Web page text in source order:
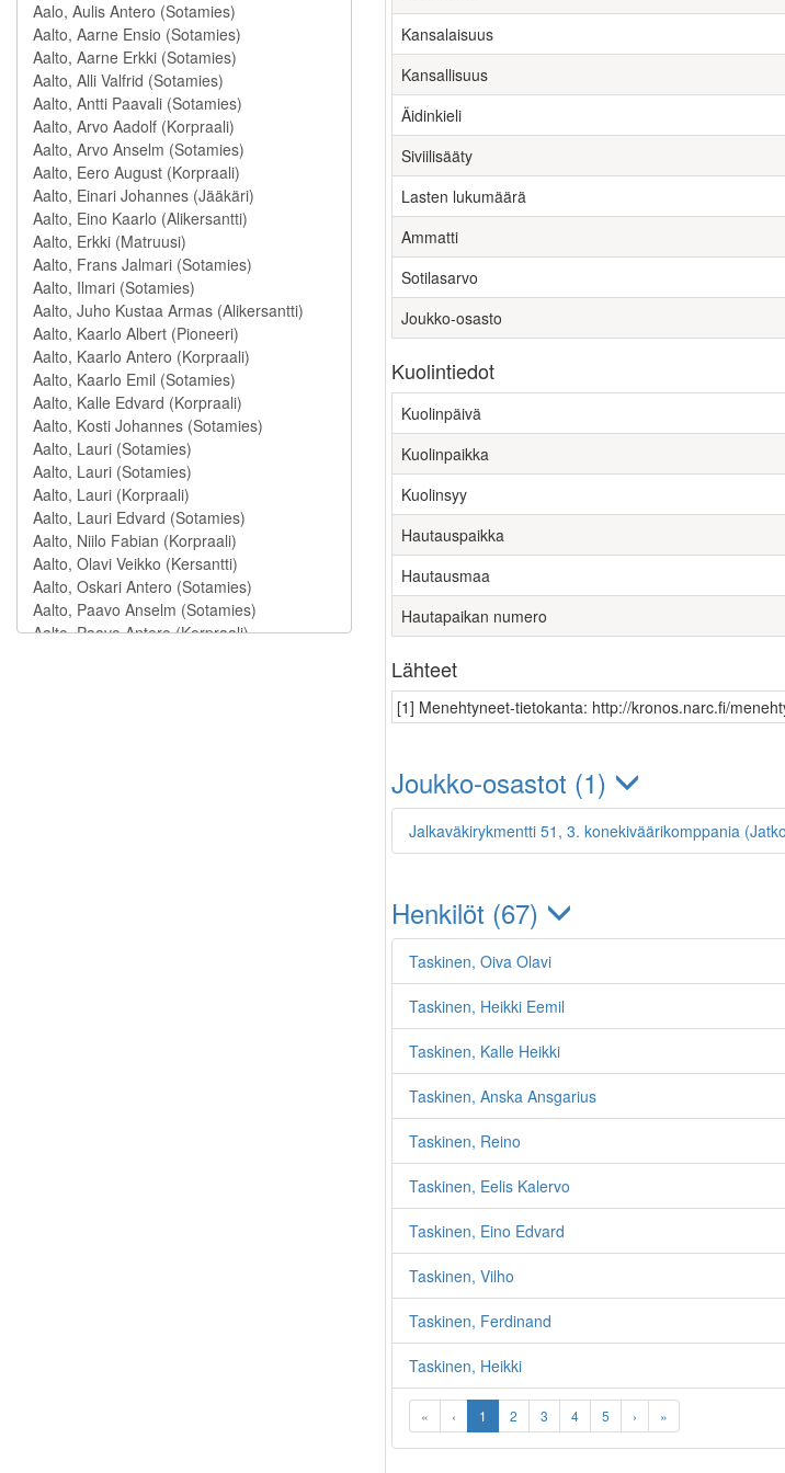
Kansalaisuus
Kansallisuus
Äidinkieli
Siviilisääty
Lasten lukumäärä
Ammatti
Sotilasarvo
Joukko-osasto
Kuolintiedot
Kuolinpäivä
Kuolinpaikka
Kuolinsyy
Hautauspaikka
Hautausmaa
Hautapaikan numero
Lähteet
[1] Menehtyneet-tietokanta: http://kronos.narc.fi/
Joukko-osastot (1)
Jalkaväkirykmentti 51, 3. konekiväärikomppania
Henkilöt (67)
Taskinen, Oiva Olavi
Taskinen, Heikki Eemil
Taskinen, Kalle Heikki
Taskinen, Anska Ansgarius
Taskinen, Reino
Taskinen, Eelis Kalervo
Taskinen, Eino Edvard
Taskinen, Vilho
Taskinen, Ferdinand
Taskinen, Heikki
« ‹ 1 2 3 4 5 › »